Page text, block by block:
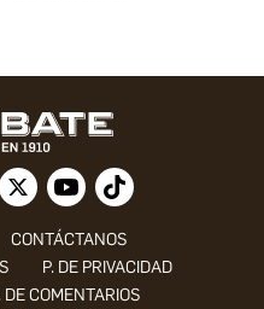
CONTÁCTANOS
P. DE PRIVACIDAD
DE COMENTARIOS